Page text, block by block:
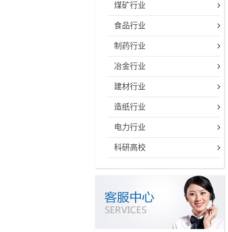
煤矿行业
食品行业
制药行业
冶金行业
建材行业
造纸行业
电力行业
科研高校